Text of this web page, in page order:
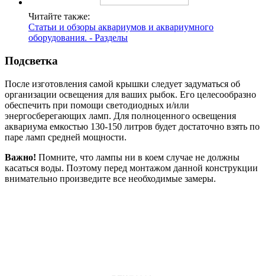
Читайте также:
Статьи и обзоры аквариумов и аквариумного
оборудования. - Разделы
Подсветка
После изготовления самой крышки следует задуматься об
организации освещения для ваших рыбок. Его целесообразно
обеспечить при помощи светодиодных и/или
энергосберегающих ламп. Для полноценного освещения
аквариума емкостью 130-150 литров будет достаточно взять по
паре ламп средней мощности.
Важно! Помните, что лампы ни в коем случае не должны
касаться воды. Поэтому перед монтажом данной конструкции
внимательно произведите все необходимые замеры.